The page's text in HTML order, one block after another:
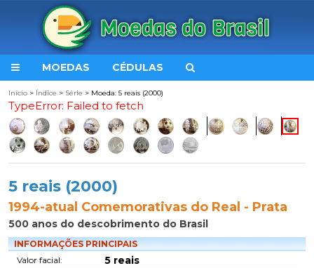
MOEDAS CÉDULAS
Início > Índice > Série > Moeda: 5 reais (2000)
TypeError: Failed to fetch
5 reais (2000)
1994-atual Comemorativas do Real - Prata
500 anos do descobrimento do Brasil
INFORMAÇÕES PRINCIPAIS
Valor facial:
5 reais